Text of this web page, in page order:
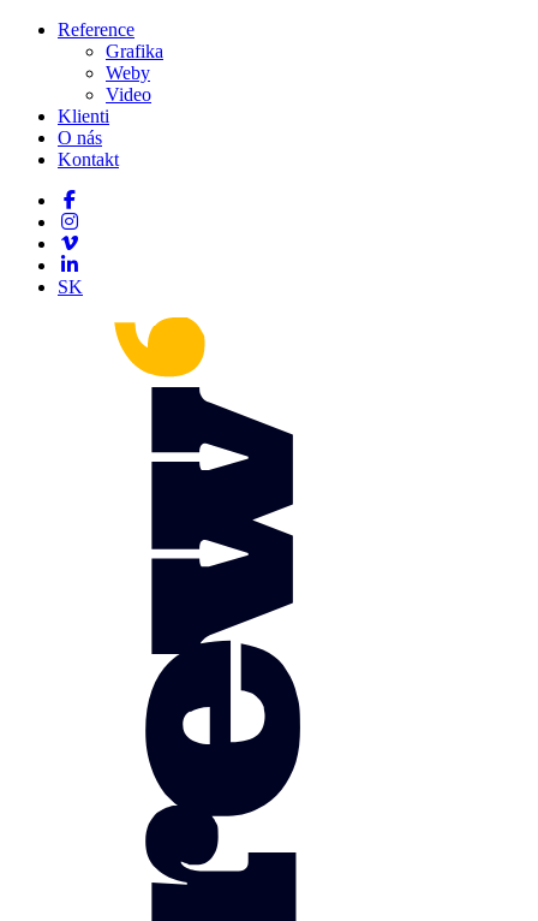
Reference
Grafika
Weby
Video
Klienti
O nás
Kontakt
SK